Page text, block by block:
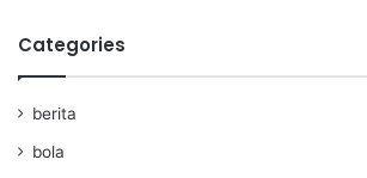
Categories
berita
bola